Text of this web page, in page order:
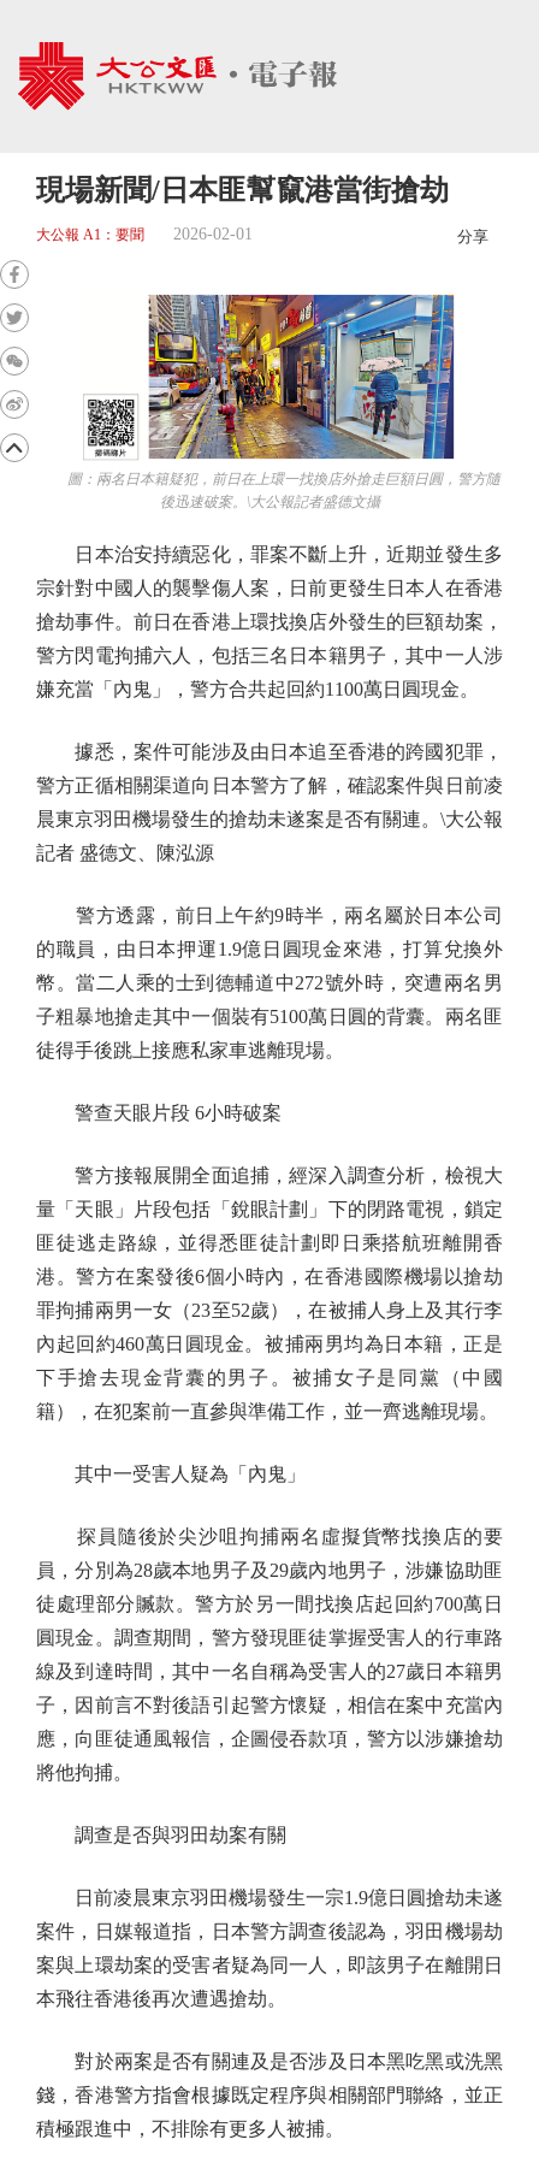
現場新聞/日本匪幫竄港當街搶劫
大公報 A1：要聞 2026-02-01 分享
圖：兩名日本籍疑犯，前日在上環一找換店外搶走巨額日圓，警方隨
後迅速破案。\大公報記者盛德文攝
日本治安持續惡化，罪案不斷上升，近期並發生多
宗針對中國人的襲擊傷人案，日前更發生日本人在香港
搶劫事件。前日在香港上環找換店外發生的巨額劫案，
警方閃電拘捕六人，包括三名日本籍男子，其中一人涉
嫌充當「內鬼」，警方合共起回約1100萬日圓現金。
據悉，案件可能涉及由日本追至香港的跨國犯罪，
警方正循相關渠道向日本警方了解，確認案件與日前凌
晨東京羽田機場發生的搶劫未遂案是否有關連。\大公報
記者 盛德文、陳泓源
警方透露，前日上午約9時半，兩名屬於日本公司
的職員，由日本押運1.9億日圓現金來港，打算兌換外
幣。當二人乘的士到德輔道中272號外時，突遭兩名男
子粗暴地搶走其中一個裝有5100萬日圓的背囊。兩名匪
徒得手後跳上接應私家車逃離現場。
警查天眼片段 6小時破案
警方接報展開全面追捕，經深入調查分析，檢視大
量「天眼」片段包括「銳眼計劃」下的閉路電視，鎖定
匪徒逃走路線，並得悉匪徒計劃即日乘搭航班離開香
港。警方在案發後6個小時內，在香港國際機場以搶劫
罪拘捕兩男一女（23至52歲），在被捕人身上及其行李
內起回約460萬日圓現金。被捕兩男均為日本籍，正是
下手搶去現金背囊的男子。被捕女子是同黨（中國
籍），在犯案前一直參與準備工作，並一齊逃離現場。
其中一受害人疑為「內鬼」
探員隨後於尖沙咀拘捕兩名虛擬貨幣找換店的要
員，分別為28歲本地男子及29歲內地男子，涉嫌協助匪
徒處理部分贓款。警方於另一間找換店起回約700萬日
圓現金。調查期間，警方發現匪徒掌握受害人的行車路
線及到達時間，其中一名自稱為受害人的27歲日本籍男
子，因前言不對後語引起警方懷疑，相信在案中充當內
應，向匪徒通風報信，企圖侵吞款項，警方以涉嫌搶劫
將他拘捕。
調查是否與羽田劫案有關
日前凌晨東京羽田機場發生一宗1.9億日圓搶劫未遂
案件，日媒報道指，日本警方調查後認為，羽田機場劫
案與上環劫案的受害者疑為同一人，即該男子在離開日
本飛往香港後再次遭遇搶劫。
對於兩案是否有關連及是否涉及日本黑吃黑或洗黑
錢，香港警方指會根據既定程序與相關部門聯絡，並正
積極跟進中，不排除有更多人被捕。